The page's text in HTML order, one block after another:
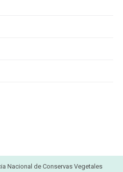
Nacional de Conservas Vegetales